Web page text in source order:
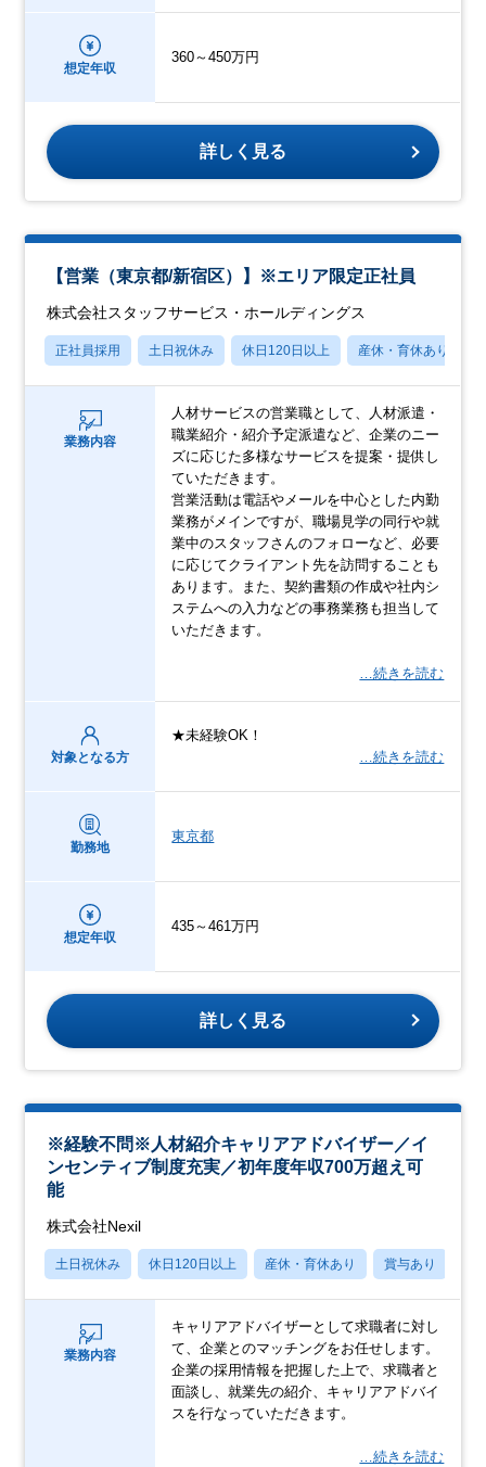
想定年収
360～450万円
詳しく見る
【営業（東京都/新宿区）】※エリア限定正社員
株式会社スタッフサービス・ホールディングス
正社員採用 土日祝休み 休日120日以上 産休・育休あり
業務内容
人材サービスの営業職として、人材派遣・
職業紹介・紹介予定派遣など、企業のニー
ズに応じた多様なサービスを提案・提供し
ていただきます。
営業活動は電話やメールを中心とした内勤
業務がメインですが、職場見学の同行や就
業中のスタッフさんのフォローなど、必要
に応じてクライアント先を訪問することも
あります。また、契約書類の作成や社内シ
ステムへの入力などの事務業務も担当して
いただきます。
…続きを読む
対象となる方
★未経験OK！
…続きを読む
勤務地
東京都
想定年収
435～461万円
詳しく見る
※経験不問※人材紹介キャリアアドバイザー／イ
ンセンティブ制度充実／初年度年収700万超え可
能
株式会社Nexil
土日祝休み 休日120日以上 産休・育休あり 賞与あり
業務内容
キャリアアドバイザーとして求職者に対し
て、企業とのマッチングをお任せします。
企業の採用情報を把握した上で、求職者と
面談し、就業先の紹介、キャリアアドバイ
スを行なっていただきます。
…続きを読む